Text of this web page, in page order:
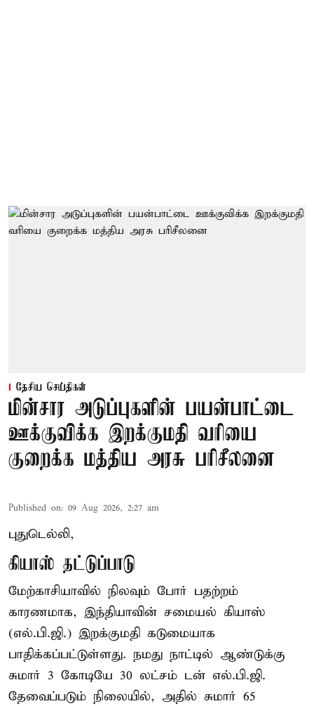
தேசிய செய்திகள்
மின்சார அடுப்புகளின் பயன்பாட்டை
ஊக்குவிக்க இறக்குமதி வரியை
குறைக்க மத்திய அரசு பரிசீலனை
Published on: 09 Aug 2026, 2:27 am
புதுடெல்லி,
கியாஸ் தட்டுப்பாடு
மேற்காசியாவில் நிலவும் போர் பதற்றம்
காரணமாக, இந்தியாவின் சமையல் கியாஸ்
(எல்.பி.ஜி.) இறக்குமதி கடுமையாக
பாதிக்கப்பட்டுள்ளது. நமது நாட்டில் ஆண்டுக்கு
சுமார் 3 கோடியே 30 லட்சம் டன் எல்.பி.ஜி.
தேவைப்படும் நிலையில், அதில் சுமார் 65